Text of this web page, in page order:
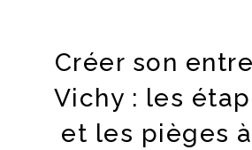
Créer son
Vichy : les
et les pièges